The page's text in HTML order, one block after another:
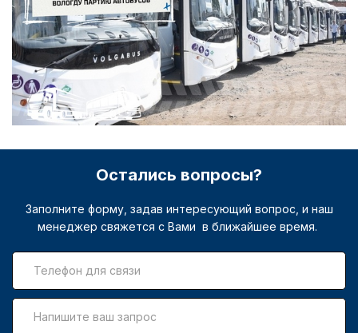
Остались вопросы?
Заполните форму, задав интересующий вопрос, и наш
менеджер свяжется с Вами в ближайшее время.